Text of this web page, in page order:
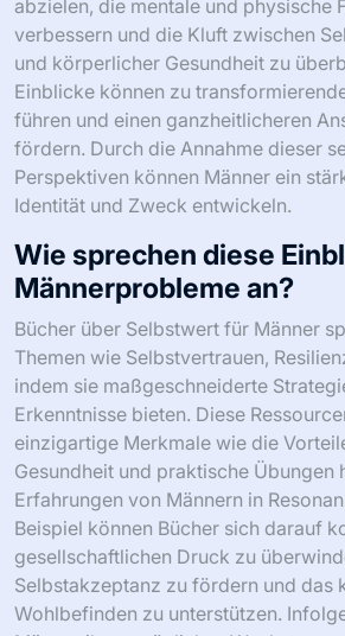
Einblicke in das Selbstvertrauen, die
Fitness von Männern. Diese Texte
unkonventionelle Methoden und
die tief resonieren. Beispielsweise
Autoren die Bedeutung von
von Selbstwert und stellen
Normen in Frage. Darüber hinaus
möglicherweise praktische Übungen
abzielen, die mentale und physische
verbessern und die Kluft zwischen
und körperlicher Gesundheit zu
Einblicke können zu
führen und einen ganzheitlicheren
fördern. Durch die Annahme dieser
Perspektiven können Männer ein
Identität und Zweck entwickeln.
Wie sprechen diese
Männerprobleme an?
Bücher über Selbstwert für Männer
Themen wie Selbstvertrauen,
indem sie maßgeschneiderte